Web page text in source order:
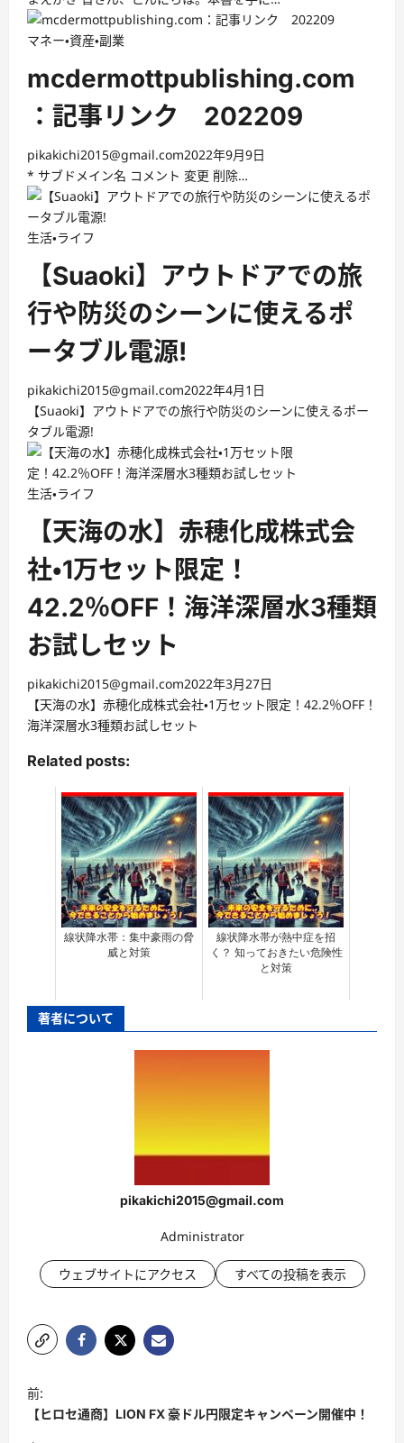
マネー・資産・副業
mcdermottpublishing.com
：記事リンク 202209
pikakichi2015@gmail.com2022年9月9日
* サブドメイン名 コメント 変更 削除…
生活・ライフ
【Suaoki】アウトドアでの旅
行や防災のシーンに使えるポ
ータブル電源!
pikakichi2015@gmail.com2022年4月1日
【Suaoki】アウトドアでの旅行や防災のシーンに使えるポー
タブル電源!
生活・ライフ
【天海の水】赤穂化成株式会
社・1万セット限定！
42.2％OFF！海洋深層水3種類
お試しセット
pikakichi2015@gmail.com2022年3月27日
【天海の水】赤穂化成株式会社・1万セット限定！42.2％OFF！
海洋深層水3種類お試しセット
Related posts:
線状降水帯：集中豪雨の脅
威と対策
線状降水帯が熱中症を招
く？ 知っておきたい危険性
と対策
著者について
pikakichi2015@gmail.com
Administrator
ウェブサイトにアクセス すべての投稿を表示
投
稿
ナ
前:
【ヒロセ通商】LION FX 豪ドル円限定キャンペーン開催中！